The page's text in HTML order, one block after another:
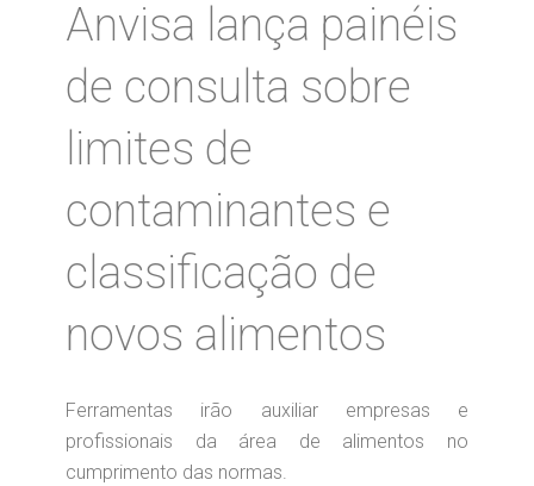
Anvisa lança painéis
de consulta sobre
limites de
contaminantes e
classificação de
novos alimentos
Ferramentas irão auxiliar empresas e
profissionais da área de alimentos no
cumprimento das normas.